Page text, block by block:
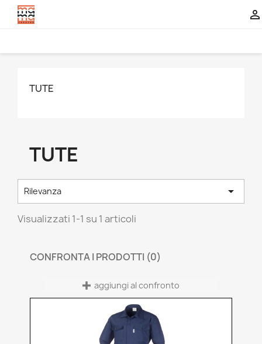

TUTE
TUTE
Rilevanza 
Visualizzati 1-1 su 1 articoli
CONFRONTA I PRODOTTI (0)‎
aggiungi al confronto